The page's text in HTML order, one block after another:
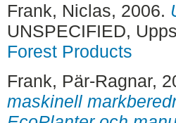
Frank, Niclas, 2006.
UNSPECIFIED,
Forest Products
Frank, Pär-Ragnar,
maskinell